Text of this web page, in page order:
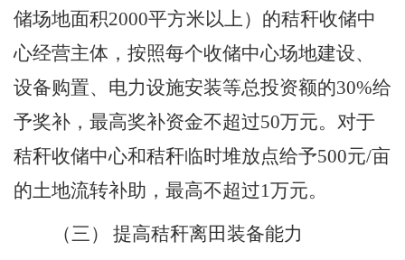
储场地面积2000平方米以上）的秸秆收储中
心经营主体，按照每个收储中心场地建设、
设备购置、电力设施安装等总投资额的30%给
予奖补，最高奖补资金不超过50万元。对于
秸秆收储中心和秸秆临时堆放点给予500元/亩
的土地流转补助，最高不超过1万元。
（三）
提高秸秆离田装备能力